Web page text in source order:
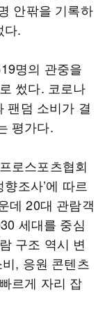
안팎을 기록하
다.
명의 관중을
썼다. 코로나
팬덤 소비가 결
평가다.
로스포츠협회
조사’에 따르
데 20대 관람객
세대를 중심
구조 역시 변
, 응원 콘텐츠
르게 자리 잡